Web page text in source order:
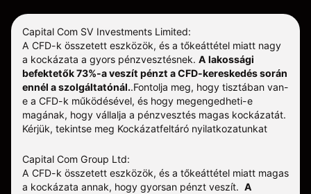
Capital Com SV Investments Limited:
A CFD-k összetett eszközök, és a tőkeáttétel miatt nagy
a kockázata a gyors pénzvesztésnek. A lakossági
befektetők 73%-a veszít pénzt a CFD-kereskedés során
ennél a szolgáltatónál..Fontolja meg, hogy tisztában van-
e a CFD-k működésével, és hogy megengedheti-e
magának, hogy vállalja a pénzvesztés magas kockázatát.
Kérjük, tekintse meg Kockázatfeltáró nyilatkozatunkat
Capital Com Group Ltd:
A CFD-k összetett eszközök, és a tőkeáttétel miatt magas
a kockázata annak, hogy gyorsan pénzt veszít. A